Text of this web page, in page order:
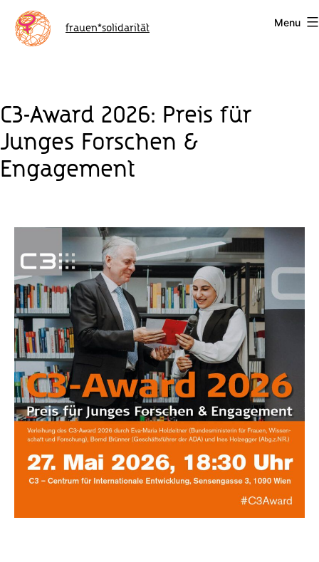
Skip
content
frauen*solidarität
Menu
C3-Award 2026: Preis für
Junges Forschen &
Engagement